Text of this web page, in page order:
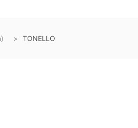
TONELLO